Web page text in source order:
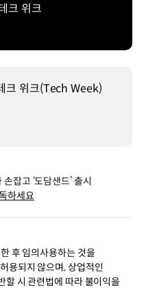
크 위크
크 위크(Tech Week)
잡고 ‘도담샌드’ 출시
하세요
후 임의사용하는 것을
용되지 않으며, 상업적인
할 시 관련법에 따라 불이익을